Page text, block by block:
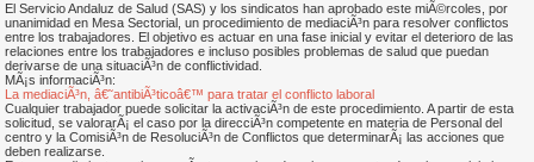
El Servicio Andaluz de Salud (SAS) y los sindicatos han aprobado este miÃ©rcoles, por
unanimidad en Mesa Sectorial, un procedimiento de mediaciÃ³n para resolver conflictos
entre los trabajadores. El objetivo es actuar en una fase inicial y evitar el deterioro de las
relaciones entre los trabajadores e incluso posibles problemas de salud que puedan
derivarse de una situaciÃ³n de conflictividad.
MÃ¡s informaciÃ³n:
La mediaciÃ³n, â€˜antibiÃ³ticoâ€™ para tratar el conflicto laboral
Cualquier trabajador puede solicitar la activaciÃ³n de este procedimiento. A partir de esta
solicitud, se valorarÃ¡ el caso por la direcciÃ³n competente en materia de Personal del
centro y la ComisiÃ³n de ResoluciÃ³n de Conflictos que determinarÃ¡ las acciones que
deben realizarse.